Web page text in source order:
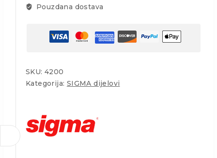
Pouzdana dostava
SKU: 4200
Kategorija: SIGMA dijelovi